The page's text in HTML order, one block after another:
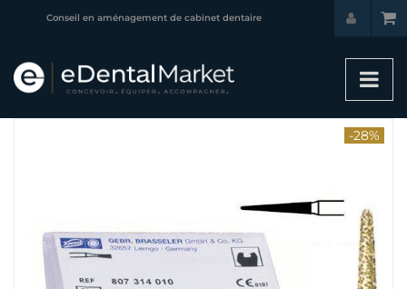
Conseil en aménagement de cabinet dentaire
-28%